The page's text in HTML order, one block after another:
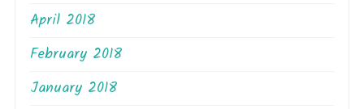
April 2018
February 2018
January 2018